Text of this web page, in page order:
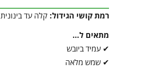
רמת קושי הגידול: קלה עד בינונית
מתאים ל…
✔ עמיד ביובש
✔ שמש מלאה